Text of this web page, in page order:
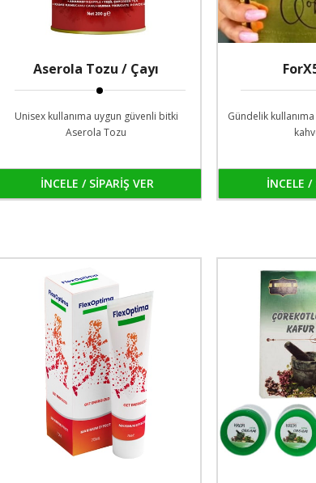
Aserola Tozu / Çayı
Unisex kullanıma uygun güvenli bitki
Aserola Tozu
İNCELE / SİPARİŞ VER
Gündelik
İNCELE /